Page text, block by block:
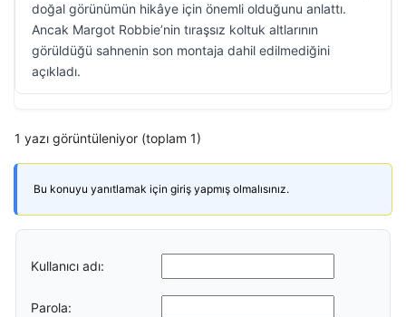
doğal görünümün hikâye için önemli olduğunu anlattı.
Ancak Margot Robbie’nin tıraşsız koltuk altlarının
görüldüğü sahnenin son montaja dahil edilmediğini
açıkladı.
1 yazı görüntüleniyor (toplam 1)
Bu konuyu yanıtlamak için giriş yapmış olmalısınız.
Kullanıcı adı:
Parola: